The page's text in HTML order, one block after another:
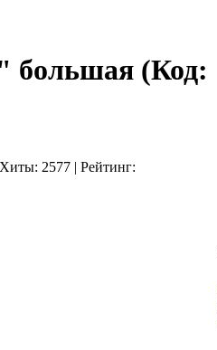
(Код:
Хиты: 2577 | Рейтинг: